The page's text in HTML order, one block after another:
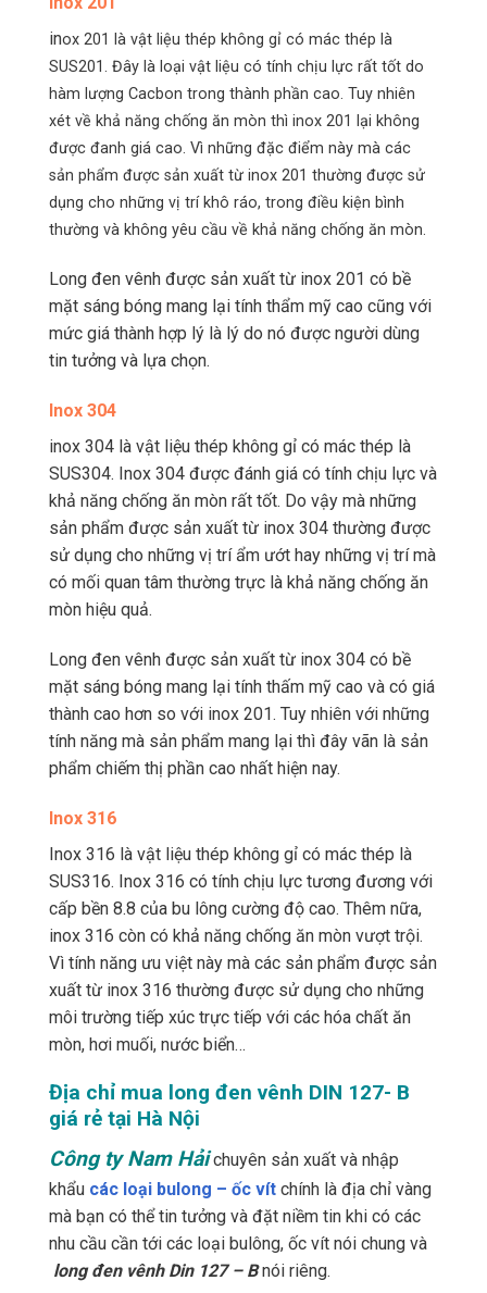
inox 201 là vật liệu thép không gỉ có mác thép là
SUS201. Đây là loại vật liệu có tính chịu lực rất tốt do
hàm lượng Cacbon trong thành phần cao. Tuy nhiên
xét về khả năng chống ăn mòn thì inox 201 lại không
được đanh giá cao. Vì những đặc điểm này mà các
sản phẩm được sản xuất từ inox 201 thường được sử
dụng cho những vị trí khô ráo, trong điều kiện bình
thường và không yêu cầu về khả năng chống ăn mòn.
Long đen vênh được sản xuất từ inox 201 có bề
mặt sáng bóng mang lại tính thẩm mỹ cao cũng với
mức giá thành hợp lý là lý do nó được người dùng
tin tưởng và lựa chọn.
Inox 304
inox 304 là vật liệu thép không gỉ có mác thép là
SUS304. Inox 304 được đánh giá có tính chịu lực và
khả năng chống ăn mòn rất tốt. Do vậy mà những
sản phẩm được sản xuất từ inox 304 thường được
sử dụng cho những vị trí ẩm ướt hay những vị trí mà
có mối quan tâm thường trực là khả năng chống ăn
mòn hiệu quả.
Long đen vênh được sản xuất từ inox 304 có bề
mặt sáng bóng mang lại tính thấm mỹ cao và có giá
thành cao hơn so với inox 201. Tuy nhiên với những
tính năng mà sản phẩm mang lại thì đây vãn là sản
phẩm chiếm thị phần cao nhất hiện nay.
Inox 316
Inox 316 là vật liệu thép không gỉ có mác thép là
SUS316. Inox 316 có tính chịu lực tương đương với
cấp bền 8.8 của bu lông cường độ cao. Thêm nữa,
inox 316 còn có khả năng chống ăn mòn vượt trội.
Vì tính năng ưu việt này mà các sản phẩm được sản
xuất từ inox 316 thường được sử dụng cho những
môi trường tiếp xúc trực tiếp với các hóa chất ăn
mòn, hơi muối, nước biển…
Địa chỉ mua long đen vênh DIN 127- B
giá rẻ tại Hà Nội
Công ty Nam Hảichuyên sản xuất và nhập
khẩu các loại bulong – ốc vít chính là địa chỉ vàng
mà bạn có thể tin tưởng và đặt niềm tin khi có các
nhu cầu cần tới các loại bulông, ốc vít nói chung và
long đen vênh Din 127 – Bnói riêng.